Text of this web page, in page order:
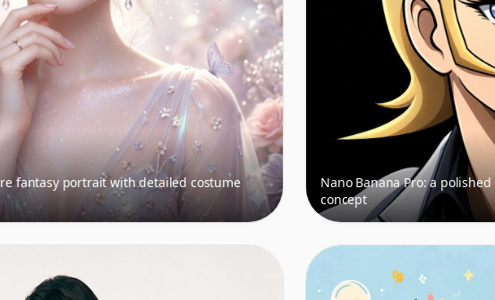
fantasy portrait with detailed costume
Nano Banana Pro: a
concept